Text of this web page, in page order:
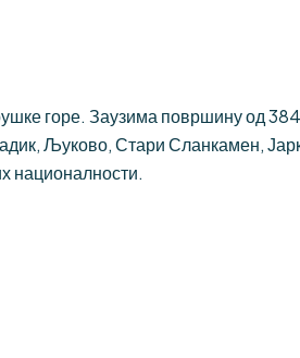
горе. Заузима површину од 384
Љуково, Стари Сланкамен,
националности.